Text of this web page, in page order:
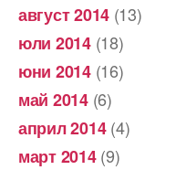
август 2014 (13)
юли 2014(18)
юни 2014(16)
май 2014(6)
април 2014(4)
март 2014(9)